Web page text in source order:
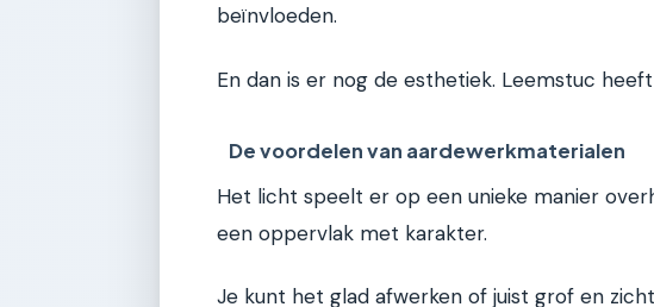
beïnvloeden.
En dan is er nog de esthetiek. Leemstuc
De voordelen van aardewerkmaterialen
Het licht speelt er op een unieke manier
een oppervlak met karakter.
Je kunt het glad afwerken of juist grof en